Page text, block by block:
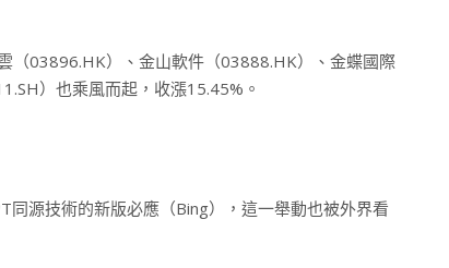
（03896.HK）、金山軟件（03888.HK）、金蝶國際
）也乘風而起，收漲15.45%。
源技術的新版必應（Bing），這一舉動也被外界看